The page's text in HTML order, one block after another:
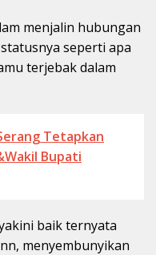
menjalin hubungan
seperti apa
terjebak dalam
Tetapkan
Bupati
baik ternyata
menyembunyikan